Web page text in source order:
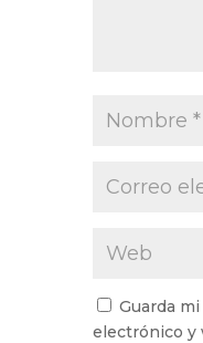
Guarda
electrónico y